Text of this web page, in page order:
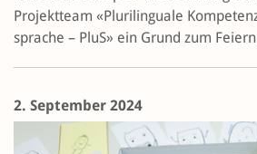
Projektteam «Plurilinguale
sprache – PluS» ein Grund zum
2. September 2024